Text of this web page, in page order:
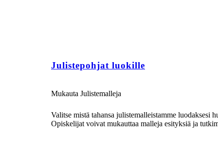
Julistepohjat luokille
Mukauta Julistemalleja
Valitse mistä tahansa julistemalleistamme luodaksesi
Opiskelijat voivat mukauttaa malleja esityksiä ja